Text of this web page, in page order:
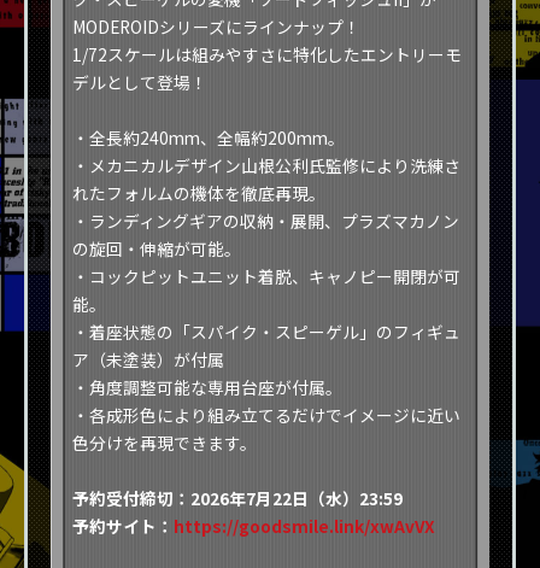
MODEROIDシリーズにラインナップ！
1/72スケールは組みやすさに特化したエントリーモ
デルとして登場！
・全長約240mm、全幅約200mm。
・メカニカルデザイン山根公利氏監修により洗練さ
れたフォルムの機体を徹底再現。
・ランディングギアの収納・展開、プラズマカノン
の旋回・伸縮が可能。
・コックピットユニット着脱、キャノピー開閉が可
能。
・着座状態の「スパイク・スピーゲル」のフィギュ
ア（未塗装）が付属
・角度調整可能な専用台座が付属。
・各成形色により組み立てるだけでイメージに近い
色分けを再現できます。
予約受付締切：2026年7月22日（水）23:59
予約サイト： https://goodsmile.link/xwAvVX